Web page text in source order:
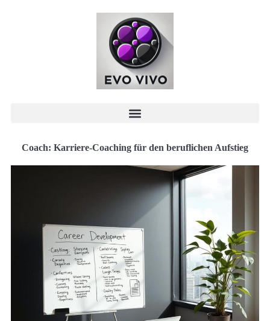
Coach: Karriere-Coaching für den beruflichen Aufstieg